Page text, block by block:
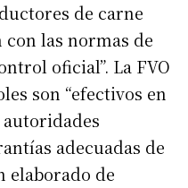
de carne
las normas de
oficial”. La FVO
son “efectivos en
adecuadas de
elaborado de